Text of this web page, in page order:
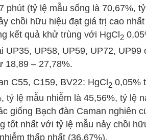
phút (tỷ lệ mẫu sống là 70,67%,
chồi hữu hiệu đạt giá trị cao
kết quả khử trùng với HgCl2
UP35, UP58, UP59, UP72, UP99
18,89 – 27,78%.
C55, C159, BV22: HgCl20,05%
tỷ lệ mẫu nhiễm là 45,56%, tỷ lệ
giống Bạch đàn Caman nghiên
tốt nhất với tỷ lệ mẫu nảy chồi
thấp nhất (36,67%).